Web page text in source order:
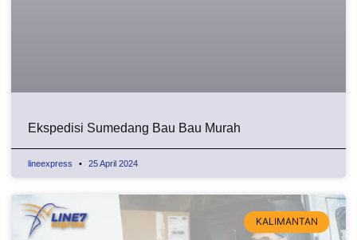
Ekspedisi Sumedang Bau Bau Murah
lineexpress 25 April 2024
KALIMANTAN